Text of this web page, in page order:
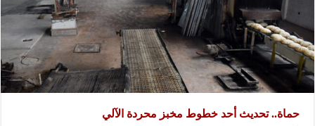
حماة.. تحديث أحد خطوط مخبز محردة الآلي